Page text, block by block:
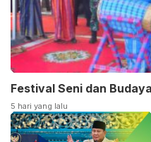
Festival Seni dan
5 hari yang lalu